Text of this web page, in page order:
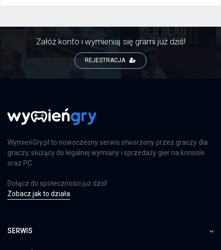
Załóż konto i wymieniaj się grami już dziś!
REJESTRACJA
WymieńGry.pl to nowoczesny serwis stworzony przez graczy dla
graczy, służący do legalnej wymiany i sprzedaży gier na konsole
oraz PC.
Dołącz do społeczności już dziś!
Zobacz jak to działa
SERWIS